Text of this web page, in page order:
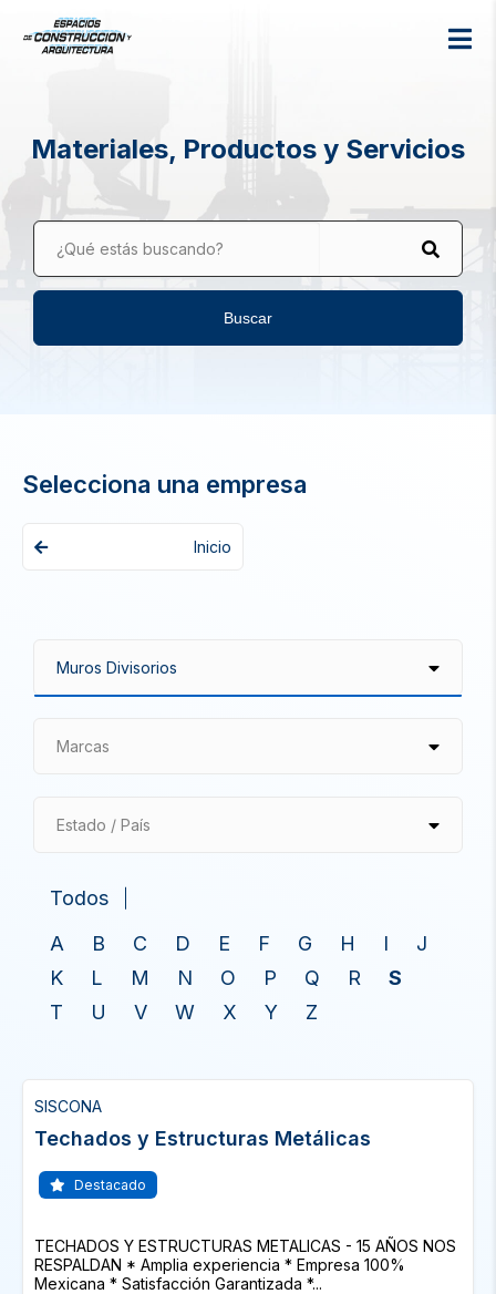
Materiales, Productos y Servicios
¿Qué estás buscando?
Buscar
Selecciona una empresa
Inicio
Marcas
Estado / País
Todos
A
B C D E F G H I
J
K
L M N O P Q R
S
T
U V W X Y Z
SISCONA
Techados y Estructuras Metálicas
Destacado
TECHADOS Y ESTRUCTURAS METALICAS - 15 AÑOS NOS
RESPALDAN * Amplia experiencia * Empresa 100%
Mexicana * Satisfacción Garantizada *...